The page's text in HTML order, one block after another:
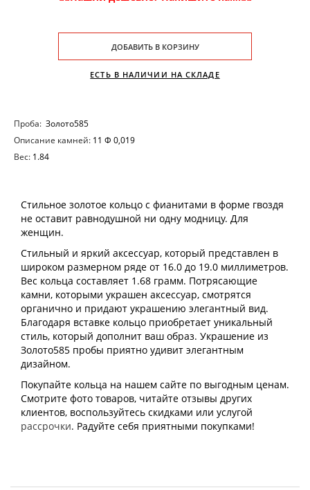
ДОБАВИТЬ В КОРЗИНУ
ЕСТЬ В НАЛИЧИИ НА СКЛАДЕ
Проба: Золото585
Описание камней: 11 Ф 0,019
Вес: 1.84
Стильное золотое кольцо с фианитами в форме гвоздя
не оставит равнодушной ни одну модницу. Для
женщин.
Стильный и яркий аксессуар, который представлен в
широком размерном ряде от 16.0 до 19.0 миллиметров.
Вес кольца составляет 1.68 грамм. Потрясающие
камни, которыми украшен аксессуар, смотрятся
органично и придают украшению элегантный вид.
Благодаря вставке кольцо приобретает уникальный
стиль, который дополнит ваш образ. Украшение из
Золото585 пробы приятно удивит элегантным
дизайном.
Покупайте кольца на нашем сайте по выгодным ценам.
Смотрите фото товаров, читайте отзывы других
клиентов, воспользуйтесь скидками или услугой
рассрочки. Радуйте себя приятными покупками!